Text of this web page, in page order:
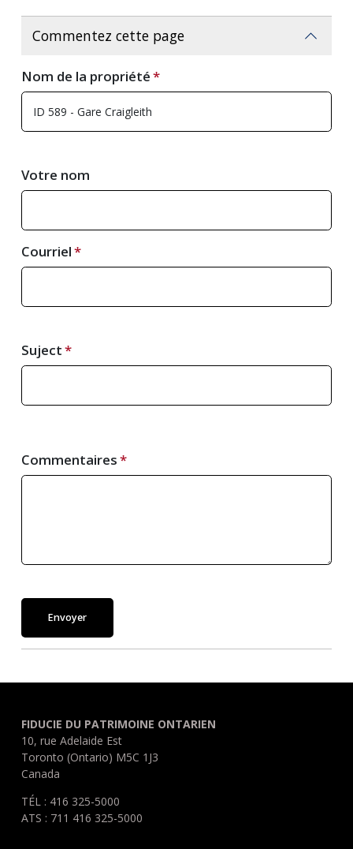
Commentez cette page
Nom de la propriété
Votre nom
Courriel
Suject
Commentaires
Envoyer
FIDUCIE DU PATRIMOINE ONTARIEN
10, rue Adelaide Est
Toronto (Ontario) M5C 1J3
Canada
TÉL : 416 325-5000
ATS : 711 416 325-5000